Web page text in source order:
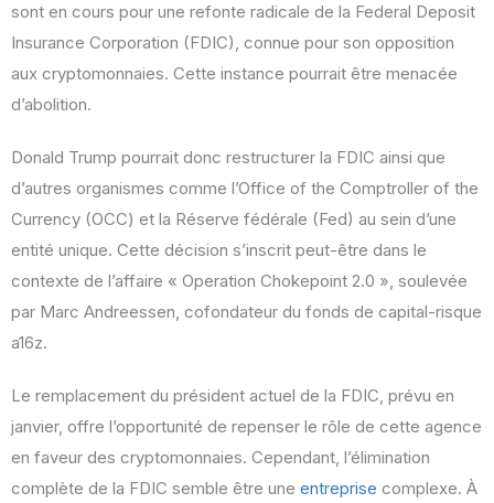
sont en cours pour une refonte radicale de la Federal Deposit
Insurance Corporation (FDIC), connue pour son opposition
aux cryptomonnaies. Cette instance pourrait être menacée
d’abolition.
Donald Trump pourrait donc restructurer la FDIC ainsi que
d’autres organismes comme l’Office of the Comptroller of the
Currency (OCC) et la Réserve fédérale (Fed) au sein d’une
entité unique. Cette décision s’inscrit peut-être dans le
contexte de l’affaire « Operation Chokepoint 2.0 », soulevée
par Marc Andreessen, cofondateur du fonds de capital-risque
a16z.
Le remplacement du président actuel de la FDIC, prévu en
janvier, offre l’opportunité de repenser le rôle de cette agence
en faveur des cryptomonnaies. Cependant, l’élimination
complète de la FDIC semble être une entreprise complexe. À